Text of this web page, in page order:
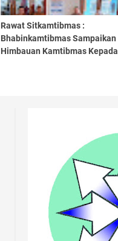
Rawat Sitkamtibmas :
Bhabinkamtibmas Sampaikan
Himbauan Kamtibmas Kepada